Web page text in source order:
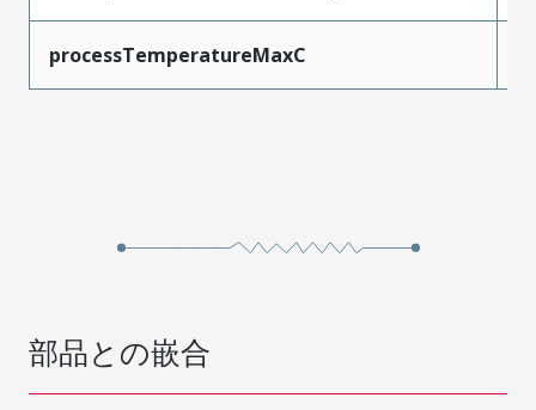
processTemperatureMaxC
部品との嵌合